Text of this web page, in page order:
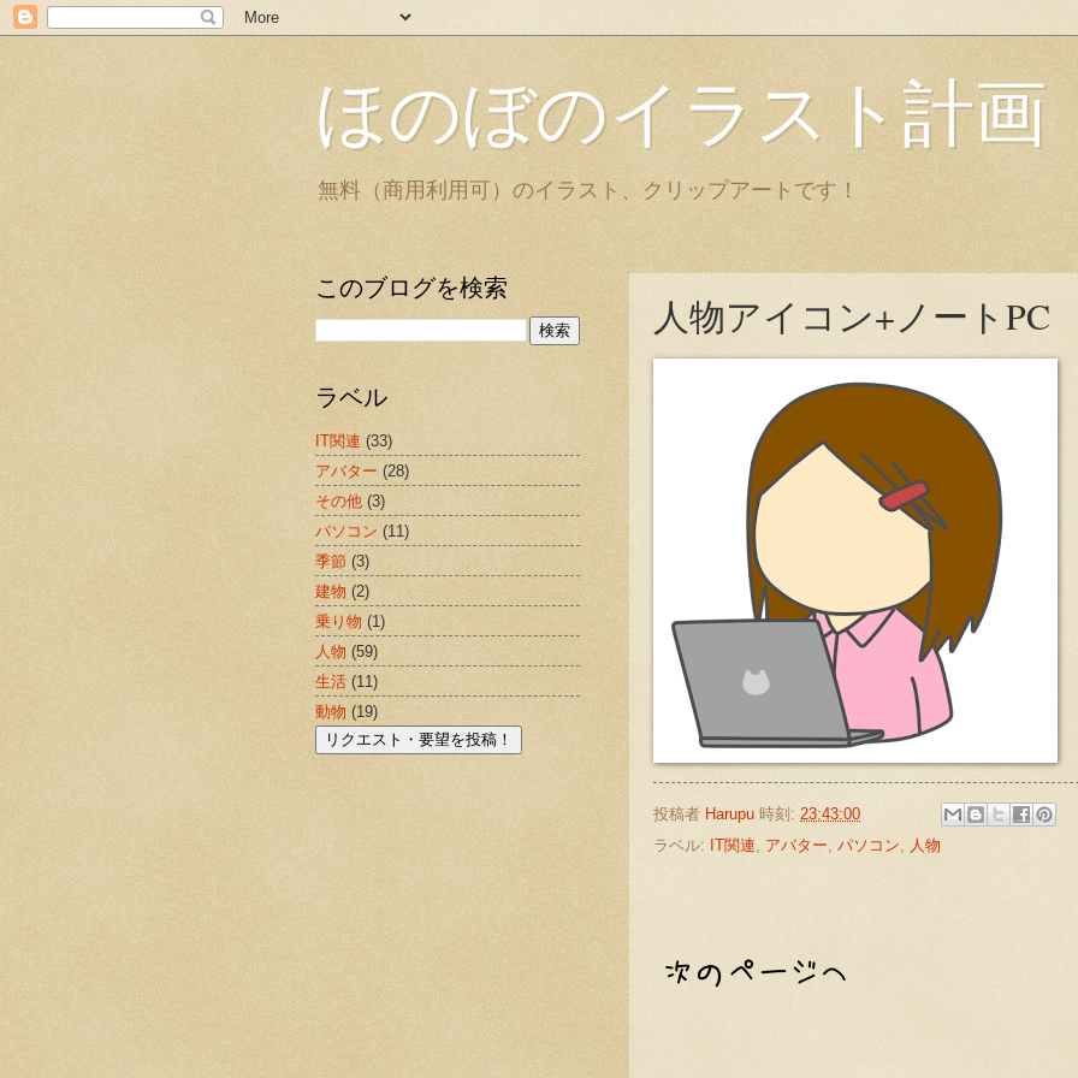
ほのぼのイラスト計画
無料（商用利用可）のイラスト、クリップアートです！
人物アイコン+ノートPC
投稿者 Harupu 時刻: 23:43:00
ラベル: IT関連, アバター, パソコン, 人物
このブログを検索
ラベル
IT関連 (33)
アバター (28)
その他 (3)
パソコン (11)
季節 (3)
建物 (2)
乗り物 (1)
人物 (59)
生活 (11)
動物 (19)
リクエスト・要望を投稿！